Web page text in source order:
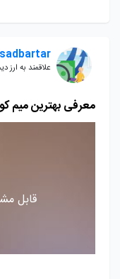
علاقمند به ارز
معرفی بهترین میم
قابل